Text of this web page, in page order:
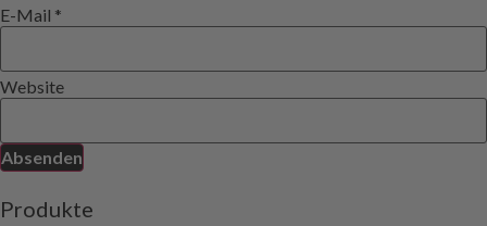
E-Mail *
Website
Absenden
Produkte